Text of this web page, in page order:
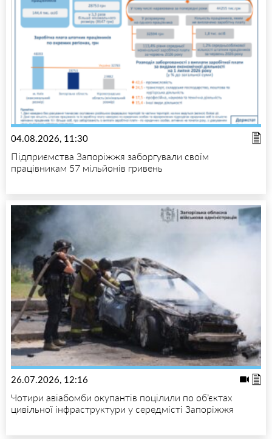
04.08.2026, 11:30
Підприємства Запоріжжя заборгували своїм
працівникам 57 мільйонів гривень
26.07.2026, 12:16
Чотири авіабомби окупантів поцілили по об’єктах
цивільної інфраструктури у середмісті Запоріжжя